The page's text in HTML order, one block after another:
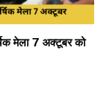
मेला 7 अक्टूबर को